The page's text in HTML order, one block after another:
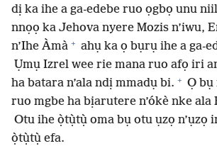
dị ka ihe a ga-edebe ruo ọgbọ unu
nnọọ ka Jehova nyere Mozis n’iwu,
n’Ihe Àmà + ahụ ka ọ bụrụ ihe a ga-
Ụmụ Izrel wee rie mana ruo afọ iri
ha batara n’ala ndị mmadụ bi. + Ọ
ruo mgbe ha bịarutere n’ókè nke ala
Otu ihe ọ̀tụ̀tụ̀ oma bụ otu ụzọ n’ụzọ
ọ̀tụ̀tụ̀ efa.